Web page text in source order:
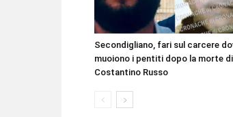
Secondigliano, fari sul carcere
muoiono i pentiti dopo la morte di
Costantino Russo